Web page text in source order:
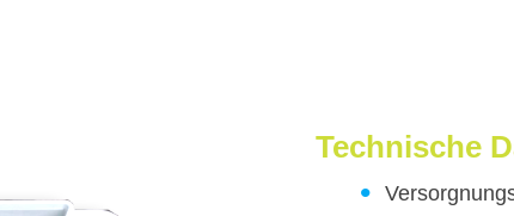
Technische